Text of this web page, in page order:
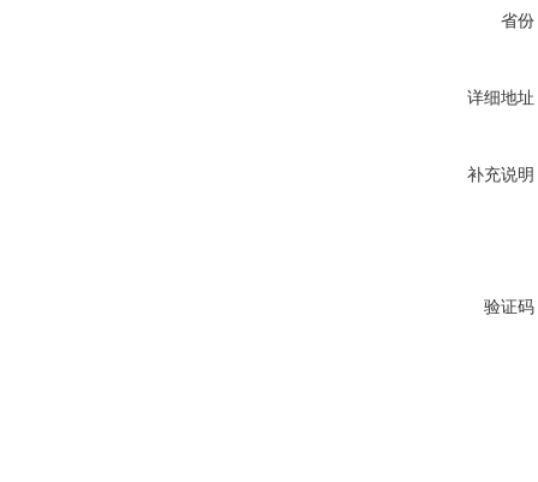
省份
详细地址
补充说明
验证码